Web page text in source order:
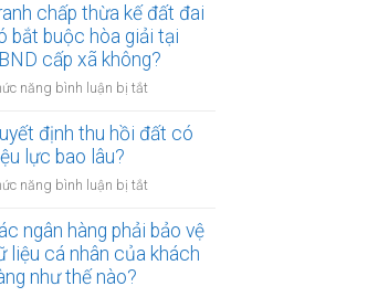
viên
mới
nhất
01/8/2026,
đưa
chó
ra
đường
rọ
bao
nhiêu?
chấp thừa kế đất đai
bắt buộc hòa giải tại
cấp xã không?
năng bình luận bị tắt
chấp
đất
có
bắt
định thu hồi đất có
lực bao lâu?
năng bình luận bị tắt
định
thu
ngân hàng phải bảo vệ
liệu cá nhân của khách
như thế nào?